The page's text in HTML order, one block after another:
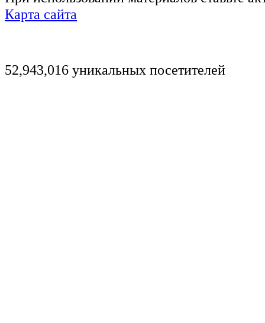
Карта сайта
52,943,016 уникальных посетителей